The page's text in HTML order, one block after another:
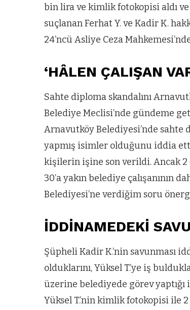
bin lira ve kimlik fotokopisi aldı
suçlanan Ferhat Y. ve Kadir K.
24’ncü Asliye Ceza
‘HÂLEN ÇALIŞAN
Sahte diploma skandalını
Belediye Meclisi’nde gündeme
Arnavutköy Belediyesi’nde
yapmış isimler olduğunu iddia
kişilerin işine son verildi. Ancak
30’a yakın belediye çalışanının
Belediyesi’ne verdiğim soru
İDDİNAMEDEKİ
Şüpheli Kadir K.’nin savunması
olduklarını, Yüksel T.’ye iş
üzerine belediyede görev yaptığı
Yüksel T.’nin kimlik fotokopisi ile
ve
ARNAVUTKÖY
nüfusu
yılında